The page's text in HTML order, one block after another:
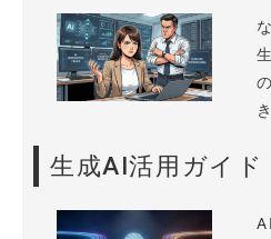
生成AI活用ガイド